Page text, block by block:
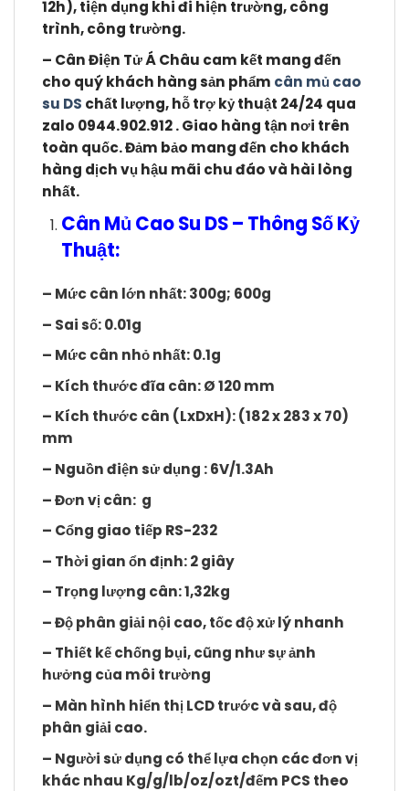
12h), tiện dụng khi đi hiện trường, công
trình, công trường.
– Cân Điện Tử Á Châu cam kết mang đến
cho quý khách hàng sản phẩm cân mủ cao
su DS chất lượng, hỗ trợ kỷ thuật 24/24 qua
zalo 0944.902.912 . Giao hàng tận nơi trên
toàn quốc. Đảm bảo mang đến cho khách
hàng dịch vụ hậu mãi chu đáo và hài lòng
nhất.
Cân Mủ Cao Su DS – Thông Số Kỷ
Thuật:
– Mức cân lớn nhất: 300g; 600g
– Sai số: 0.01g
– Mức cân nhỏ nhất: 0.1g
– Kích thước đĩa cân: Ø 120 mm
– Kích thước cân (LxDxH): (182 x 283 x 70)
mm
– Nguồn điện sử dụng : 6V/1.3Ah
– Đơn vị cân: g
– Cổng giao tiếp RS-232
– Thời gian ổn định: 2 giây
– Trọng lượng cân: 1,32kg
– Độ phân giải nội cao, tốc độ xử lý nhanh
– Thiết kế chống bụi, cũng như sự ảnh
hưởng của môi trường
– Màn hình hiển thị LCD trước và sau, độ
phân giải cao.
– Người sử dụng có thể lựa chọn các đơn vị
khác nhau Kg/g/lb/oz/ozt/đếm PCS theo